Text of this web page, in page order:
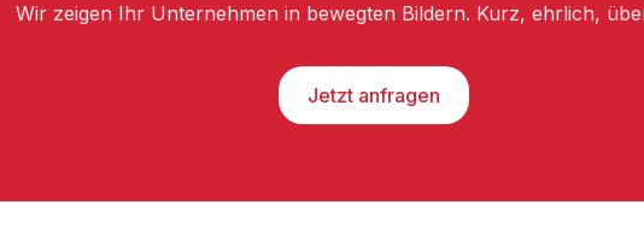
Wir zeigen Ihr Unternehmen in bewegten Bildern. Kurz, ehrlich,
Jetzt anfragen